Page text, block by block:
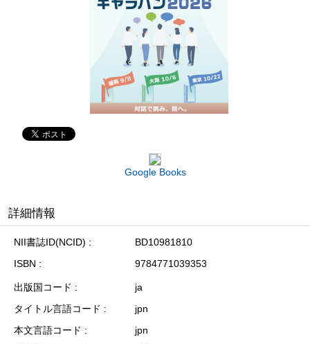
Google Books
詳細情報
NII書誌ID(NCID)
BD10981810
ISBN
9784771039353
出版国コード
ja
タイトル言語コード
jpn
本文言語コード
jpn